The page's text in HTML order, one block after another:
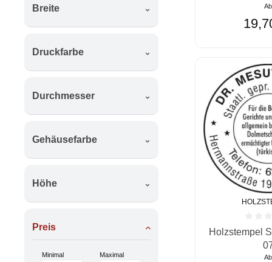
Breite
Druckfarbe
Durchmesser
Gehäusefarbe
Höhe
Preis
Minimal Maximal
Ab
Holzstempel
Ab